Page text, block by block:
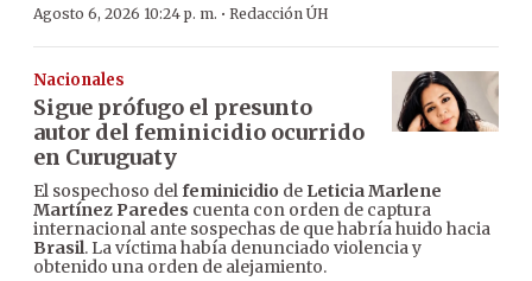
Agosto 6, 2026 10:24 p. m. · Redacción ÚH
Nacionales
Sigue prófugo el presunto
autor del feminicidio ocurrido
en Curuguaty
El sospechoso delfeminicidio de Leticia Marlene
Martínez Paredes cuenta con orden de captura
internacional ante sospechas de que habría huido hacia
Brasil. La víctima había denunciado violencia y
obtenido una orden de alejamiento.